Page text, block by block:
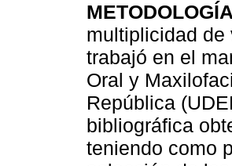
multiplicidad de
trabajó en el
Oral y
República
bibliográfica
teniendo como